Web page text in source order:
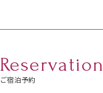
Reservation
ご宿泊予約